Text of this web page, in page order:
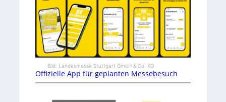
Bild: Landesmesse Stuttgart GmbH & Co. KG
Offizielle App für geplanten Messebesuch